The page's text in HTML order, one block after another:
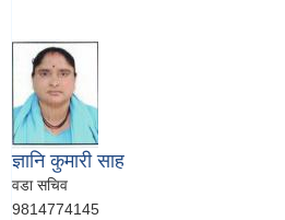
ज्ञानि कुमारी साह
वडा सचिव
9814774145